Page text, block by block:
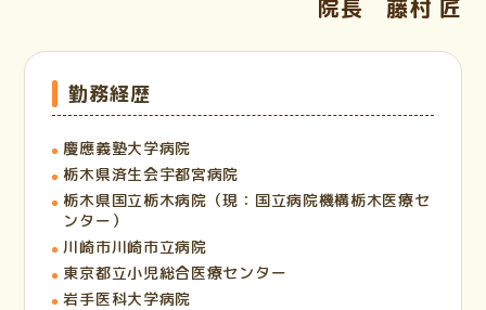
院長 藤村 匠
勤務経歴
慶應義塾大学病院
栃木県済生会宇都宮病院
栃木県国立栃木病院（現：国立病院機構栃木医療セ
ンター）
川崎市川崎市立病院
東京都立小児総合医療センター
岩手医科大学病院